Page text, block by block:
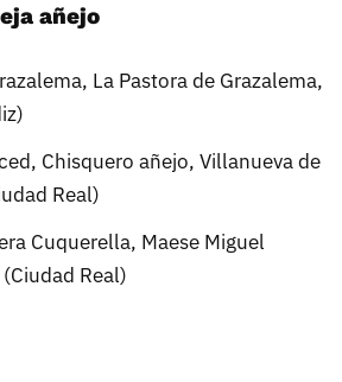
añejo
La Pastora de Grazalema,
Chisquero añejo, Villanueva de
Real)
Cuquerella, Maese Miguel
Real)